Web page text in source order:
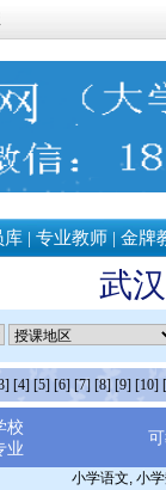
库 | 专业教师 | 金牌
武
[4] [5] [6] [7] [8] [9] [10]
校
业
小学语文, 小